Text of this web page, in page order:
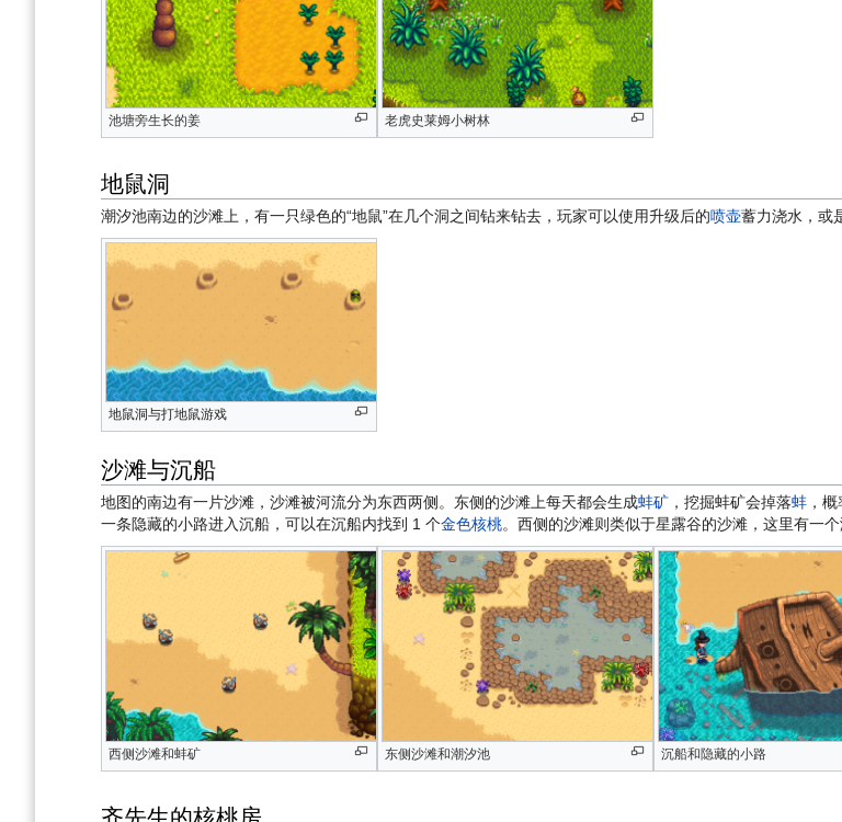
池塘旁生长的姜 老虎史莱姆小树林
地鼠洞
潮汐池南边的沙滩上，有一只绿色的“地鼠”在几个洞之间钻来钻去，玩家可以使用升级后的喷壶蓄力浇水，或
地鼠洞与打地鼠游戏
沙滩与沉船
地图的南边有一片沙滩，沙滩被河流分为东西两侧。东侧的沙滩上每天都会生成蚌矿 ，挖掘蚌矿会掉落蚌 ，
一条隐藏的小路进入沉船，可以在沉船内找到 1 个金色核桃。西侧的沙滩则类似于星露谷的沙滩，这里有一
西侧沙滩和蚌矿 东侧沙滩和潮汐池 沉船和隐藏的小路